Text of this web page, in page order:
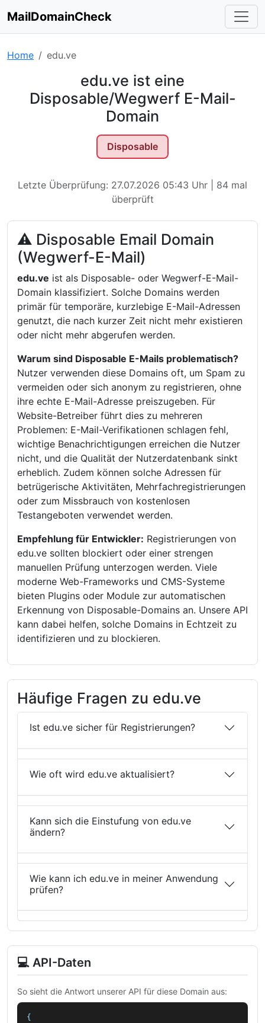
MailDomainCheck
Home edu.ve
edu.ve ist eine
Disposable/Wegwerf E-Mail-
Domain
Disposable
Letzte Überprüfung: 27.07.2026 05:43 Uhr | 84 mal
überprüft
⚠ Disposable Email Domain
(Wegwerf-E-Mail)
edu.ve ist als Disposable- oder Wegwerf-E-Mail-
Domain klassifiziert. Solche Domains werden
primär für temporäre, kurzlebige E-Mail-Adressen
genutzt, die nach kurzer Zeit nicht mehr existieren
oder nicht mehr abgerufen werden.
Warum sind Disposable E-Mails problematisch?
Nutzer verwenden diese Domains oft, um Spam zu
vermeiden oder sich anonym zu registrieren, ohne
ihre echte E-Mail-Adresse preiszugeben. Für
Website-Betreiber führt dies zu mehreren
Problemen: E-Mail-Verifikationen schlagen fehl,
wichtige Benachrichtigungen erreichen die Nutzer
nicht, und die Qualität der Nutzerdatenbank sinkt
erheblich. Zudem können solche Adressen für
betrügerische Aktivitäten, Mehrfachregistrierungen
oder zum Missbrauch von kostenlosen
Testangeboten verwendet werden.
Empfehlung für Entwickler: Registrierungen von
edu.ve sollten blockiert oder einer strengen
manuellen Prüfung unterzogen werden. Viele
moderne Web-Frameworks und CMS-Systeme
bieten Plugins oder Module zur automatischen
Erkennung von Disposable-Domains an. Unsere API
kann dabei helfen, solche Domains in Echtzeit zu
identifizieren und zu blockieren.
Häufige Fragen zu edu.ve
Ist edu.ve sicher für Registrierungen?
Wie oft wird edu.ve aktualisiert?
Kann sich die Einstufung von edu.ve
ändern?
Wie kann ich edu.ve in meiner Anwendung
prüfen?
💻 API-Daten
So sieht die Antwort unserer API für diese Domain aus:
{